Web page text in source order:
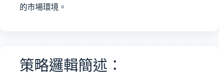
的市場環境。
策略邏輯簡述：